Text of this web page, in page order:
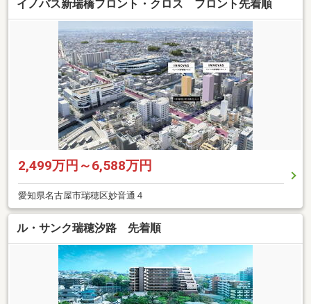
イノバス新瑞橋フロント・クロス フロント先着順
2,499万円～6,588万円
愛知県名古屋市瑞穂区妙音通４
ル・サンク瑞穂汐路 先着順